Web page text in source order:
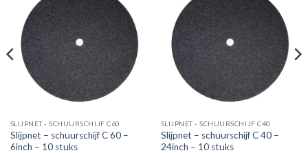
SLIJPNET - SCHUURSCHIJF C60
Slijpnet – schuurschijf C 60 –
6inch – 10 stuks
SLIJPNET - SCHUURSCHIJF C40
Slijpnet – schuurschijf C 40 –
24inch – 10 stuks